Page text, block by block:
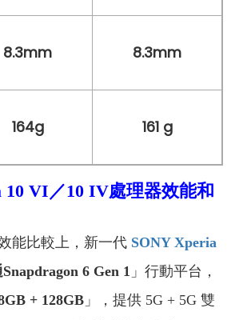
8.3mm 8.3mm
164g 161 g
10 VI／10 IV處理器效能和
比較上，新一代 SONY Xperia
6 Gen 1 」行動平台，
+ 128GB 」，提供 5G + 5G 雙